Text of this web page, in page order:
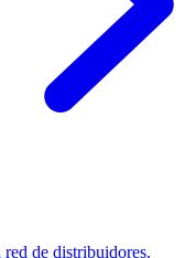
red de distribuidores.